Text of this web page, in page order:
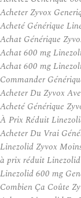
Acheter Zyvox
Acheté Générique
Achat Générique
Achat 600 mg
Achat 600 mg
Commander
Acheter Du Zyvox
Acheté Générique
À Prix Réduit
Acheter Du Vrai
Linezolid Zyvox
à prix réduit
Linezolid 600 mg
Combien Ça Coûte